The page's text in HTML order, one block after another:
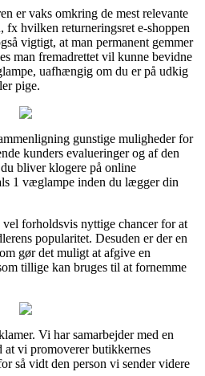
er vaks omkring de mest relevante
fx hvilken returneringsret e-shoppen
vigtigt, at man permanent gemmer
man fremadrettet vil kunne bevidne
uafhængig om du er på udkig
pige.
gunstige muligheder for
kunders evalueringer og af den
bliver klogere på online
1 væglampe inden du lægger din
forholdsvis nyttige chancer for at
popularitet. Desuden er der en
gør det muligt at afgive en
tillige kan bruges til at fornemme
Vi har samarbejder med en
at vi promoverer butikkernes
så vidt den person vi sender videre